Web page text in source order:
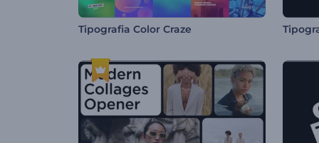
Tipografia Color Craze